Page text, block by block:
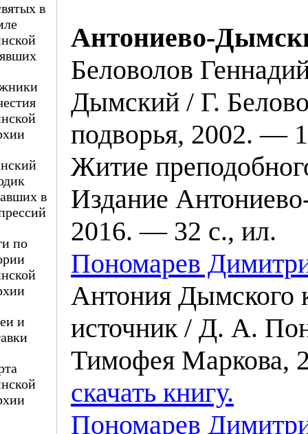
Антониево-
Беловолов
Дымский / Г.
подворья, 2002. —
Житие
Издание
2016. — 32 с., ил.
Пономарев
Антония Дымского
источник / Д. А.
Тимофея Маркова,
скачать книгу.
Пономарев
в
в
по
и